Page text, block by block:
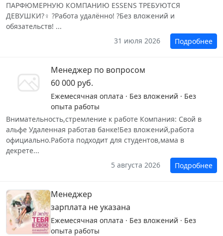
ПАРФЮМЕРНУЮ КОМПАНИЮ ESSENS ТРЕБУЮТСЯ
ДЕВУШКИ?‍♀️ ?Работа удалённо! ?Без вложений и
обязательств! ...
31 июля 2026
Подробнее
Менеджер по вопросом
60 000 руб.
Ежемесячная оплата · Без вложений · Без
опыта работы
Внимательность,стремление к работе Компания: Свой в
альфе Удаленная работав банке!Без вложений,работа
официально.Работа подходит для студентов,мама в
декрете...
5 августа 2026
Подробнее
Менеджер
зарплата не указана
Ежемесячная оплата · Без вложений · Без
опыта работы